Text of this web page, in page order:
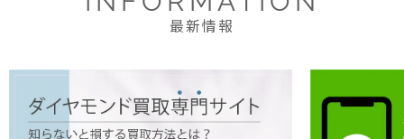
最新情報